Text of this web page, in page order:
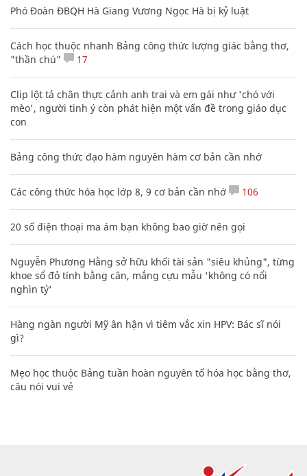
Phó Đoàn ĐBQH Hà Giang Vương Ngọc Hà bị kỷ luật
Cách học thuộc nhanh Bảng công thức lượng giác bằng thơ,
"thần chú"
17
Clip lột tả chân thực cảnh anh trai và em gái như 'chó với
mèo', người tinh ý còn phát hiện một vấn đề trong giáo dục
con
Bảng công thức đạo hàm nguyên hàm cơ bản cần nhớ
Các công thức hóa học lớp 8, 9 cơ bản cần nhớ 106
20 số điện thoại ma ám bạn không bao giờ nên gọi
Nguyễn Phương Hằng sở hữu khối tài sản "siêu khủng", từng
khoe sổ đỏ tính bằng cân, mắng cựu mẫu 'không có nổi
nghìn tỷ'
Hàng ngàn người Mỹ ân hận vì tiêm vắc xin HPV: Bác sĩ nói
gì?
Mẹo học thuộc Bảng tuần hoàn nguyên tố hóa học bằng thơ,
câu nói vui vẻ